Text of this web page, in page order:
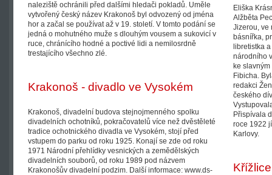
naleziště ochránili před dalšími hledači pokladů. Uměle
vytvořený český název Krakonoš byl odvozený od jména
hor a začal se používat až v 19. století. V tomto podání se
jedná o mohutného muže s dlouhým vousem a sukovicí v
ruce, chránícího hodné a poctivé lidi a nemilosrdně
trestajícího všechno zlé.
Krakonoš - divadlo ve Vysokém
Krakonoš, divadelní budova stejnojmenného spolku
divadelních ochotníků, pokračovatelů více než dvěstěleté
tradice ochotnického divadla ve Vysokém, stojí před
vstupem do parku od roku 1925. Konají se zde od roku
1971 Národní přehlídky vesnických a zemědělských
divadelních souborů, od roku 1989 pod názvem
Krakonošův divadelní podzim. Další informace: www.ds-
Eliška
Alžběta
Jizerou, ve
básnířka,
libretistka
národního
ke
Fibicha.
redakci
českého
Přispívala
roce 1922
Karlovy.
Křížlice